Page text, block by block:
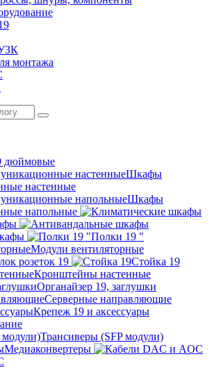
монтажа
дюймовые
Шкафы
настенные
Шкафы
напольные
Полки 19 "
Модули вентиляторные
розеток 19
Стойка 19
Кронштейны настенные
Органайзер 19, заглушки
Серверные направляющие
Крепеж 19 и аксессуары
Трансиверы (SFP модули)
Медиаконвертеры